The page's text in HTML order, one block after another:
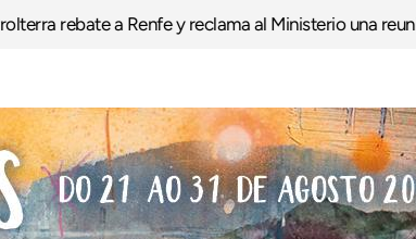
rebate a Renfe y reclama al Ministerio una reunión